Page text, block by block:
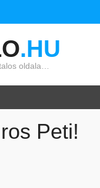
.HU
oldala…
Peti!